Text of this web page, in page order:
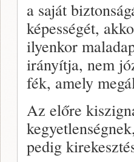
a saját
képességét,
ilyenkor
irányítja, nem
fék, amely
Az előre
pedig